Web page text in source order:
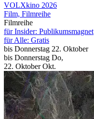
VOLXkino 2026
Film, Filmreihe
Filmreihe
für Insider: Publikumsmagnet
für Alle: Gratis
bis Donnerstag 22. Oktober
bis Donnerstag Do,
22. Oktober Okt.